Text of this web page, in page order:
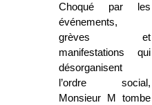
Choqué par les
événements,
grèves et
manifestations qui
désorganisent
l’ordre social,
Monsieur M tombe